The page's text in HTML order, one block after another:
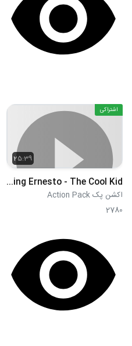
25:39
اشتراکی
S02E02 - The Importance of Being Ernesto - The Cool Kid
اکشن پک Action Pack
2780